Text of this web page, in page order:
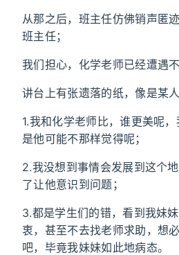
从那之后，班主任仿佛销声匿
班主任；
我们担心，化学老师已经遭遇不
讲台上有张遗落的纸，像是某
1.我和化学老师比，谁更美呢
是他可能不那样觉得呢；
2.我没想到事情会发展到这个
了让他意识到问题；
3.都是学生们的错，看到我妹
衷，甚至不去找老师求助，想
吧，毕竟我妹妹如此地病态。